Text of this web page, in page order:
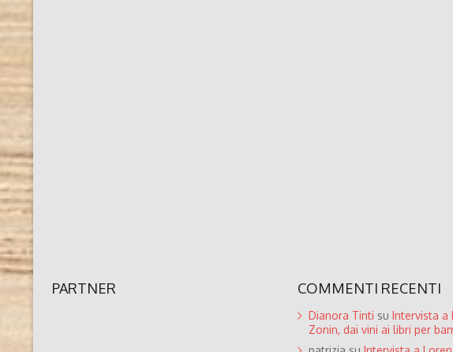
PARTNER COMMENTI RECENTI
Dianora Tinti su Intervista a
Zonin, dai vini ai libri per